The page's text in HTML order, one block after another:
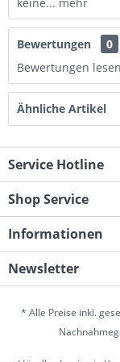
Bewertungen
0
Bewertungen
Ähnliche Artikel
Service Hotline
Shop Service
Informationen
Newsletter
* Alle Preise inkl.